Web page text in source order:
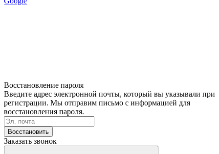
Восстановление пароля
Введите адрес электронной почты, который вы указывали при
регистрации. Мы отправим письмо с информацией для
восстановления пароля.
Восстановить
Заказать звонок